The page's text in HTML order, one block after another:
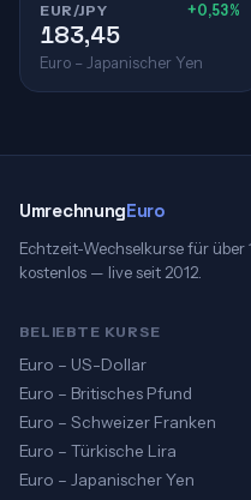
EUR/JPY +0,53%
183,45
Euro – Japanischer Yen
UmrechnungEuro
Echtzeit-Wechselkurse für
kostenlos — live seit 2012.
BELIEBTE KURSE
Euro – US-Dollar
Euro – Britisches Pfund
Euro – Schweizer Franken
Euro – Türkische Lira
Euro – Japanischer Yen